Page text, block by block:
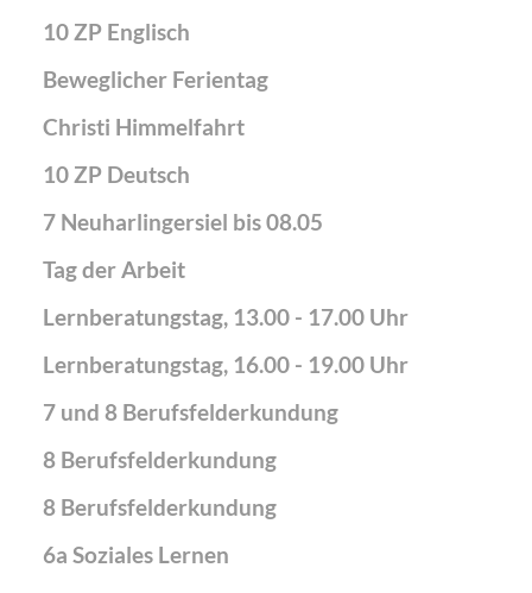
10 ZP Englisch
Beweglicher Ferientag
Christi Himmelfahrt
10 ZP Deutsch
7 Neuharlingersiel bis 08.05
Tag der Arbeit
Lernberatungstag, 13.00 - 17.00 Uhr
Lernberatungstag, 16.00 - 19.00 Uhr
7 und 8 Berufsfelderkundung
8 Berufsfelderkundung
8 Berufsfelderkundung
6a Soziales Lernen